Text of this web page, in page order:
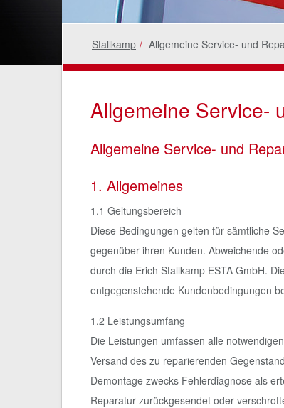
Stallkamp Allgemeine Service- und
Allgemeine Service-
Allgemeine Service- und
1. Allgemeines
1.1 Geltungsbereich
Diese Bedingungen gelten für sämtliche
gegenüber ihren Kunden. Abweichende
durch die Erich Stallkamp ESTA GmbH.
entgegenstehende Kundenbedingungen
1.2 Leistungsumfang
Die Leistungen umfassen alle
Versand des zu reparierenden
Demontage zwecks Fehlerdiagnose als
Reparatur zurückgesendet oder